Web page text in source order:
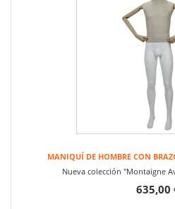
MANIQUÍ DE HOMBRE CON
Nueva colección "Montaigne
635,00